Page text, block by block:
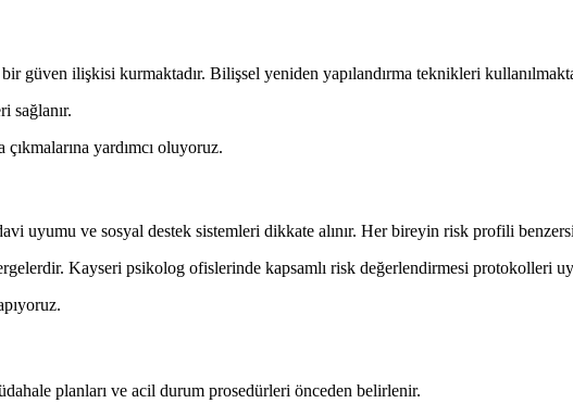
ilişkisi kurmaktadır. Bilişsel yeniden yapılandırma teknikleri
sağlanır.
yardımcı oluyoruz.
uyumu ve sosyal destek sistemleri dikkate alınır. Her bireyin risk profili
Kayseri psikolog ofislerinde kapsamlı risk değerlendirmesi protokolleri
planları ve acil durum prosedürleri önceden belirlenir.